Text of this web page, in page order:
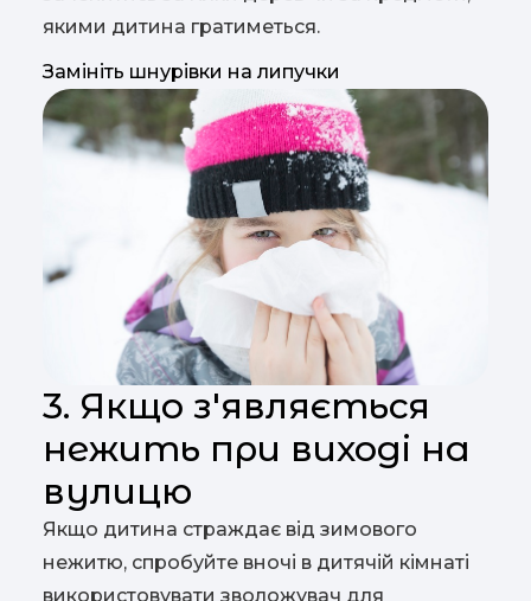
якими дитина гратиметься.
Замініть шнурівки на липучки
3. Якщо з'являється
нежить при виході на
вулицю
Якщо дитина страждає від зимового
нежитю, спробуйте вночі в дитячій кімнаті
використовувати зволожувач для